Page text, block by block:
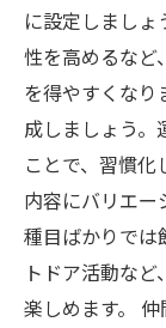
に設定しましょ
性を高めるなど
を得やすくな
成しましょう。
ことで、習慣
内容にバリエー
種目ばかりでは
トドア活動な
楽しめます。